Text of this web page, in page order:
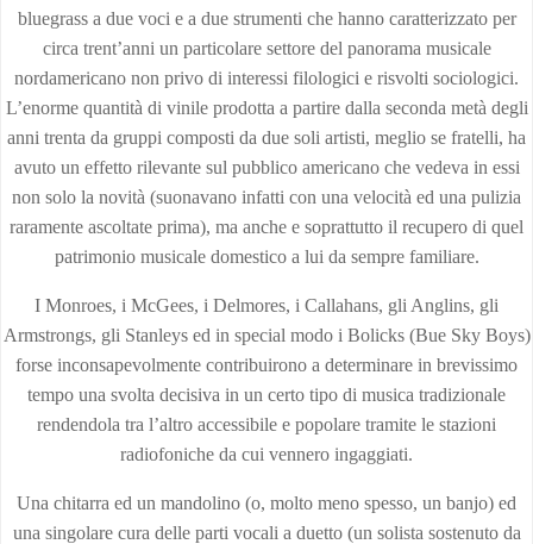
bluegrass a due voci e a due strumenti che hanno caratterizzato per
circa trent’anni un particolare settore del panorama musicale
nordamericano non privo di interessi filologici e risvolti sociologici.
L’enorme quantità di vinile prodotta a partire dalla seconda metà degli
anni trenta da gruppi composti da due soli artisti, meglio se fratelli, ha
avuto un effetto rilevante sul pubblico americano che vedeva in essi
non solo la novità (suonavano infatti con una velocità ed una pulizia
raramente ascoltate prima), ma anche e soprattutto il recupero di quel
patrimonio musicale domestico a lui da sempre familiare.
I Monroes, i McGees, i Delmores, i Callahans, gli Anglins, gli
Armstrongs, gli Stanleys ed in special modo i Bolicks (Bue Sky Boys)
forse inconsapevolmente contribuirono a determinare in brevissimo
tempo una svolta decisiva in un certo tipo di musica tradizionale
rendendola tra l’altro accessibile e popolare tramite le stazioni
radiofoniche da cui vennero ingaggiati.
Una chitarra ed un mandolino (o, molto meno spesso, un banjo) ed
una singolare cura delle parti vocali a duetto (un solista sostenuto da